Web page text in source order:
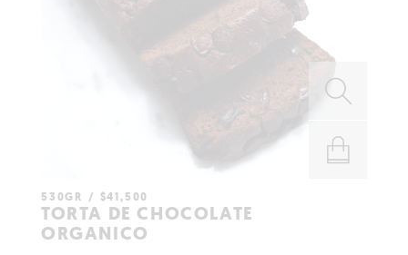
530GR $41,500
TORTA DE CHOCOLATE
ORGANICO